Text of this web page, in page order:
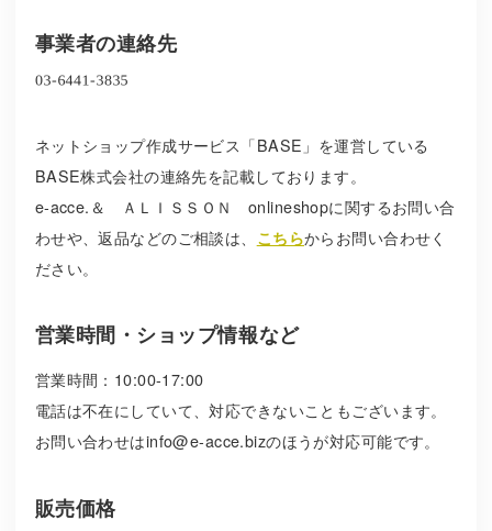
事業者の連絡先
ネットショップ作成サービス「BASE」を運営している
BASE株式会社の連絡先を記載しております。
e-acce.＆ ＡＬＩＳＳＯＮ onlineshopに関するお問い合
わせや、返品などのご相談は、 こちらからお問い合わせく
ださい。
営業時間・ショップ情報など
営業時間：10:00-17:00
電話は不在にしていて、対応できないこともございます。
お問い合わせはinfo@e-acce.bizのほうが対応可能です。
販売価格